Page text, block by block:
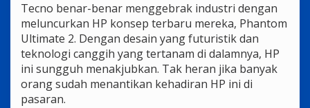
Tecno benar-benar menggebrak industri dengan
meluncurkan HP konsep terbaru mereka, Phantom
Ultimate 2. Dengan desain yang futuristik dan
teknologi canggih yang tertanam di dalamnya, HP
ini sungguh menakjubkan. Tak heran jika banyak
orang sudah menantikan kehadiran HP ini di
pasaran.